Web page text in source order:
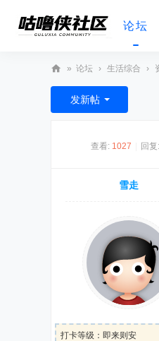
论坛
咕
噜
» 论坛 › 生活综合 ›
发新帖
查看: 1027 回复:
雪走
打卡等级：即来则安